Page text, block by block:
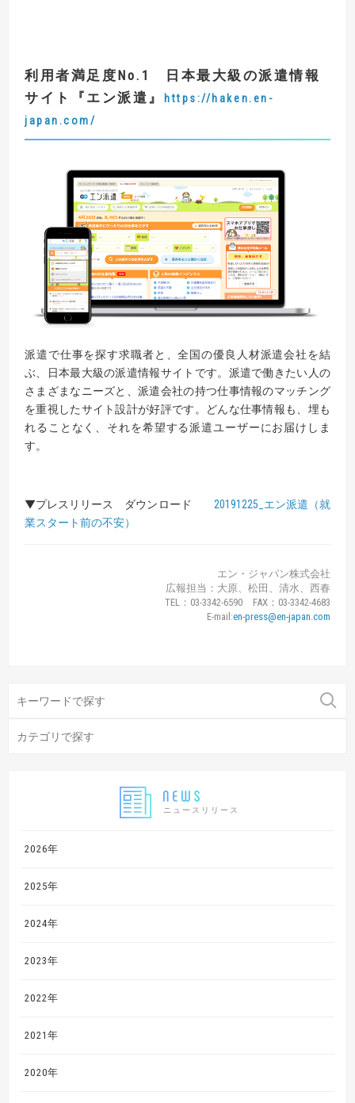
ニュースリリース
2026年
2025年
2024年
2023年
2022年
2021年
2020年
利用者満足度 No.1 日本最大級の派遣情報
サイト
『 エン派遣 』
https://haken.en-
japan.com/
派遣で仕事を探す求職者と、全国の優良人材派遣会社を結
ぶ、日本最大級の派遣情報サイトです。派遣で働きたい人の
さまざまなニーズと、派遣会社の持つ仕事情報のマッチング
を重視したサイト設計が好評です。どんな仕事情報も、埋も
れることなく、それを希望する派遣ユーザーにお届けしま
す。
▼プレスリリース ダウンロード 20191225_エン派遣（就
業スタート前の不安）
エン・ジャパン株式会社
広報担当：大原、松田、清水、西春
TEL：03-3342-6590 FAX：03-3342-4683
E-mail:en-press@en-japan.com